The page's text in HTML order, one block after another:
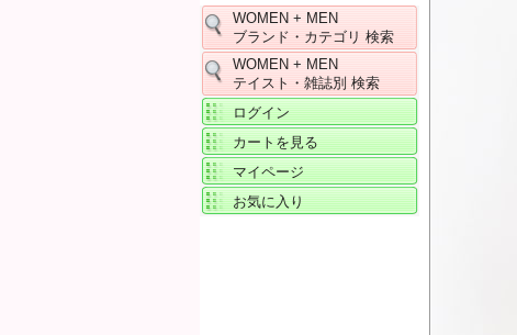
WOMEN + MEN
ブランド・カテゴリ 検索
WOMEN + MEN
テイスト・雑誌別 検索
ログイン
カートを見る
マイページ
お気に入り